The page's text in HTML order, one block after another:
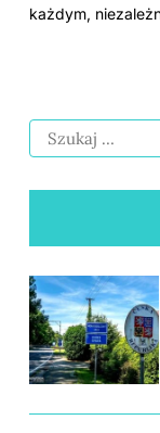
każdym,